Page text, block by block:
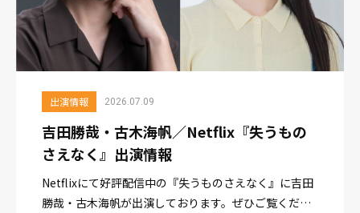
出演情報 2026.07.09
吉田勝哉・古木海帆／Netflix『失うもの
さえなく』出演情報
Netflixにて好評配信中の『失うものさえなく』に吉田
勝哉・古木海帆が出演しております。ぜひご覧くださ